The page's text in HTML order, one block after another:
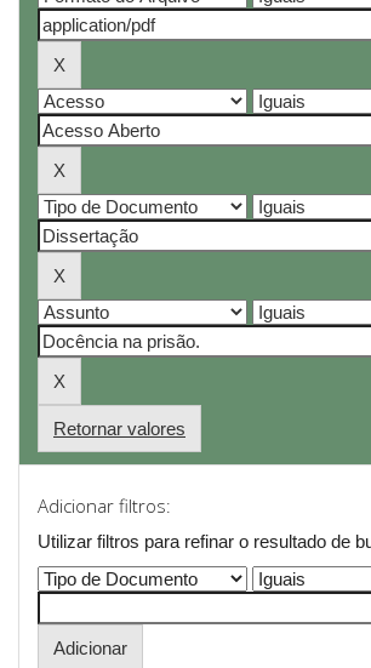
Retornar valores
Adicionar filtros:
Utilizar filtros para refinar o resultado de